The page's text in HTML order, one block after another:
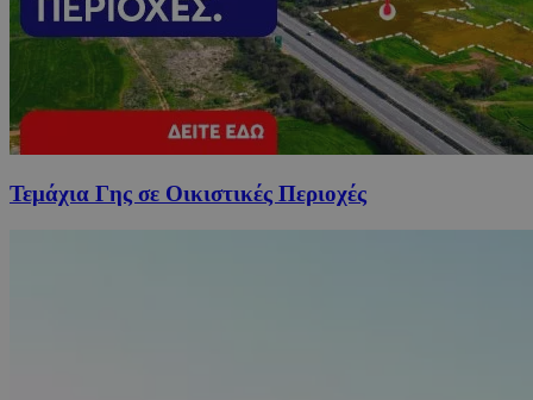
Τεμάχια Γης σε Οικιστικές Περιοχές